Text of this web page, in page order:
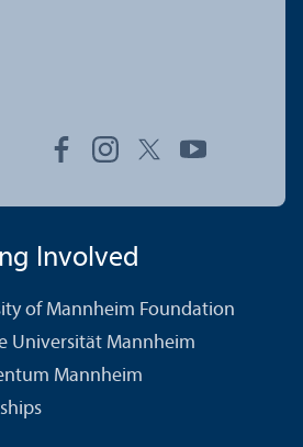
Involved
of Mannheim Foundation
Universität Mannheim
Mannheim